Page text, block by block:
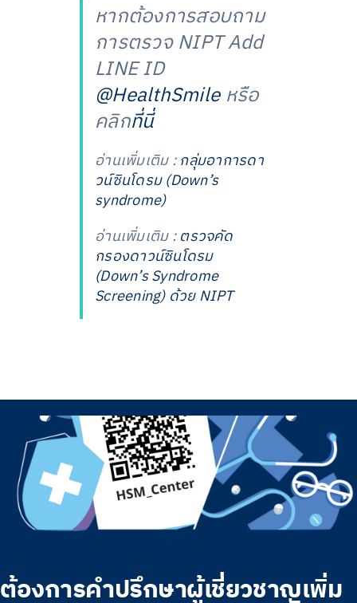
หากต้องการสอบถาม
การตรวจ NIPT Add
LINE ID
@HealthSmileหรือ
คลิกที่นี่
อ่านเพิ่มเติม :กลุ่มอาการดา
วน์ซินโดรม (Down’s
syndrome)
อ่านเพิ่มเติม :ตรวจคัด
กรองดาวน์ซินโดรม
(Down’s Syndrome
Screening) ด้วย NIPT
ต้องการคำปรึกษาผู้เชี่ยวชาญเพิ่ม